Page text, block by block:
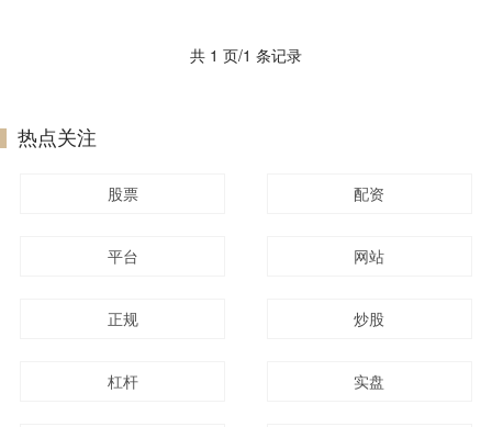
共 1 页/1 条记录
热点关注
股票 配资
平台 网站
正规 炒股
杠杆 实盘